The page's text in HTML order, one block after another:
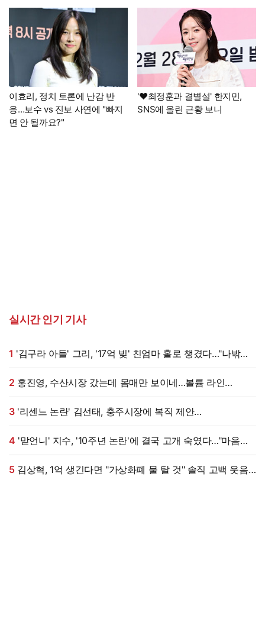
이효리, 정치 토론에 난감 반
응…보수 vs 진보 사연에 "빠지
면 안 될까요?"
'♥최정훈과 결별설' 한지민,
SNS에 올린 근황 보니
실시간 인기 기사
1
없어, 연락 꾸준히 하는 중"
2
'시선강탈'
3'리센느 논란' 김선태, 충주시장에 복직 제안
받았다…"돌아올 생각 있냐" 수척 근황까지 [엑's 이슈]
4
무겁다, 섭섭함 안겨" [엑's 이슈]
5김상혁, 1억 생긴다면 "가상화폐 물 탈 것" 솔직 고백 웃음